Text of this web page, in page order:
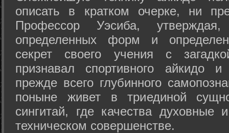
описать в кратком очерке, ни
Профессор Уэсиба,
определенных форм и
секрет своего учения с
признавал спортивного айкидо
прежде всего глубинного
поныне живет в триединой
сингитай, где качества духовные
техническом совершенстве.